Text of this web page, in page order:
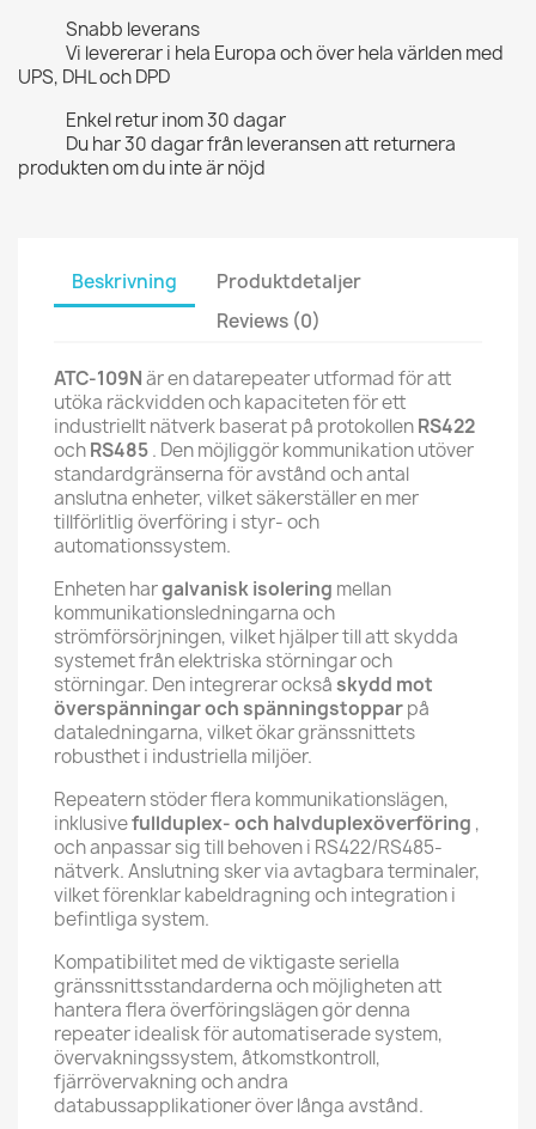
Snabb leverans
Vi levererar i hela Europa och över hela världen med
UPS, DHL och DPD
Enkel retur inom 30 dagar
Du har 30 dagar från leveransen att returnera
produkten om du inte är nöjd
Beskrivning
Produktdetaljer
Reviews (0)
ATC-109När en datarepeater utformad för att
utöka räckvidden och kapaciteten för ett
industriellt nätverk baserat på protokollenRS422
ochRS485. Den möjliggör kommunikation utöver
standardgränserna för avstånd och antal
anslutna enheter, vilket säkerställer en mer
tillförlitlig överföring i styr- och
automationssystem.
Enheten hargalvanisk isolering mellan
kommunikationsledningarna och
strömförsörjningen, vilket hjälper till att skydda
systemet från elektriska störningar och
störningar. Den integrerar ocksåskydd mot
överspänningar och spänningstopparpå
dataledningarna, vilket ökar gränssnittets
robusthet i industriella miljöer.
Repeatern stöder flera kommunikationslägen,
inklusivefullduplex- och halvduplexöverföring ,
och anpassar sig till behoven i RS422/RS485-
nätverk. Anslutning sker via avtagbara terminaler,
vilket förenklar kabeldragning och integration i
befintliga system.
Kompatibilitet med de viktigaste seriella
gränssnittsstandarderna och möjligheten att
hantera flera överföringslägen gör denna
repeater idealisk för automatiserade system,
övervakningssystem, åtkomstkontroll,
fjärrövervakning och andra
databussapplikationer över långa avstånd.